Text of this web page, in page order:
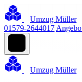
Umzug Müller
01579-2644017
Umzug Müller